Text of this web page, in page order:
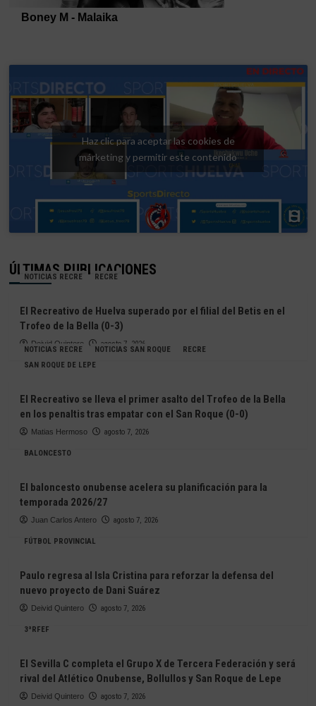
Haz clic para aceptar las cookies de
márketing y permitir este contenido
ÚLTIMAS PUBLICACIONES
NOTICIAS RECRE RECRE
El Recreativo de Huelva superado por el filial del Betis en el
Trofeo de la Bella (0-3)
Deivid Quintero agosto 7, 2026
NOTICIAS RECRE NOTICIAS SAN ROQUE
RECRE
SAN ROQUE DE LEPE
El Recreativo se lleva el primer asalto del Trofeo de la Bella
en los penaltis tras empatar con el San Roque (0-0)
Matias Hermoso agosto 7, 2026
BALONCESTO
El baloncesto onubense acelera su planificación para la
temporada 2026/27
Juan Carlos Antero agosto 7, 2026
FÚTBOL PROVINCIAL
Paulo regresa al Isla Cristina para reforzar la defensa del
nuevo proyecto de Dani Suárez
Deivid Quintero agosto 7, 2026
3ªRFEF
El Sevilla C completa el Grupo X de Tercera Federación y será
rival del Atlético Onubense, Bollullos y San Roque de Lepe
Deivid Quintero agosto 7, 2026